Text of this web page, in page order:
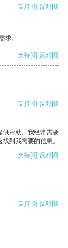
支持[0] 反对[0]
求。
支持[0] 反对[0]
支持[0] 反对[0]
供帮助。我经常需要
到我需要的信息。
支持[0] 反对[0]
支持[0] 反对[0]